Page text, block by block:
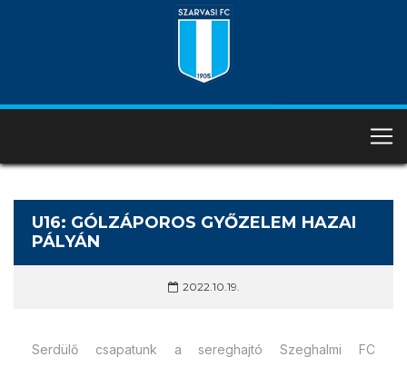
U16: GÓLZÁPOROS GYŐZELEM HAZAI
PÁLYÁN
2022.10.19.
Serdülő csapatunk a sereghajtó Szeghalmi FC